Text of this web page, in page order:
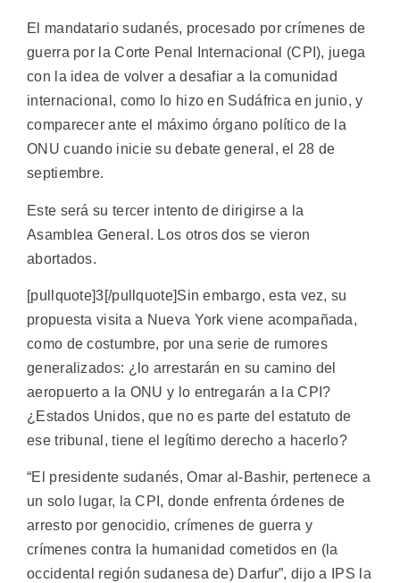
El mandatario sudanés, procesado por crímenes de
guerra por la Corte Penal Internacional (CPI), juega
con la idea de volver a desafiar a la comunidad
internacional, como lo hizo en Sudáfrica en junio, y
comparecer ante el máximo órgano político de la
ONU cuando inicie su debate general, el 28 de
septiembre.
Este será su tercer intento de dirigirse a la
Asamblea General. Los otros dos se vieron
abortados.
[pullquote]3[/pullquote]Sin embargo, esta vez, su
propuesta visita a Nueva York viene acompañada,
como de costumbre, por una serie de rumores
generalizados: ¿lo arrestarán en su camino del
aeropuerto a la ONU y lo entregarán a la CPI?
¿Estados Unidos, que no es parte del estatuto de
ese tribunal, tiene el legítimo derecho a hacerlo?
“El presidente sudanés, Omar al-Bashir, pertenece a
un solo lugar, la CPI, donde enfrenta órdenes de
arresto por genocidio, crímenes de guerra y
crímenes contra la humanidad cometidos en (la
occidental región sudanesa de) Darfur”, dijo a IPS la